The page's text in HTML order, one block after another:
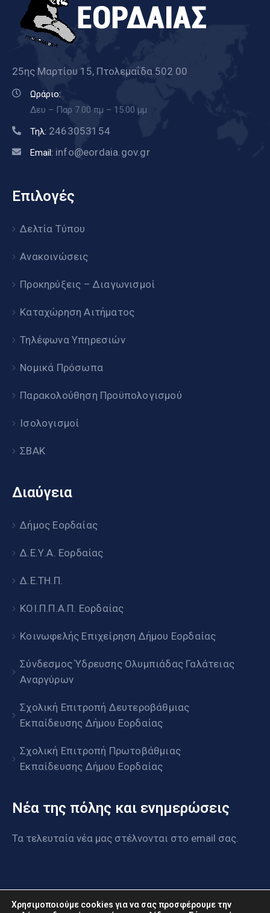
25ης Μαρτίου 15, Πτολεμαΐδα 502 00
Ωράριο:
Δευ – Παρ 7.00 πμ – 15.00 μμ
Τηλ: 2463053154
Email: info@eordaia.gov.gr
Επιλογές
Δελτία Τύπου
Ανακοινώσεις
Προκηρύξεις – Διαγωνισμοί
Καταχώρηση Αιτήματος
Τηλέφωνα Υπηρεσιών
Νομικά Πρόσωπα
Παρακολούθηση Προϋπολογισμού
Ισολογισμοί
ΣΒΑΚ
Διαύγεια
Δήμος Εορδαίας
Δ.Ε.Υ.Α. Εορδαίας
Δ.Ε.ΤΗ.Π.
ΚΟΙ.Π.Π.Α.Π. Εορδαίας
Κοινωφελής Επιχείρηση Δήμου Εορδαίας
Σύνδεσμος Ύδρευσης Ολυμπιάδας Γαλάτειας
Αναργύρων
Σχολική Επιτροπή Δευτεροβάθμιας
Εκπαίδευσης Δήμου Εορδαίας
Σχολική Επιτροπή Πρωτοβάθμιας
Εκπαίδευσης Δήμου Εορδαίας
Νέα της πόλης και ενημερώσεις
Τα τελευταία νέα μας στέλνονται στο email σας.
Χρησιμοποιούμε cookies για να σας προσφέρουμε την